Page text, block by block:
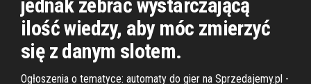
jednak zebrać wystarczającą
ilość wiedzy, aby móc zmierzyć
się z danym slotem.
Ogłoszenia o tematyce: automaty do gier na Sprzedajemy.pl -